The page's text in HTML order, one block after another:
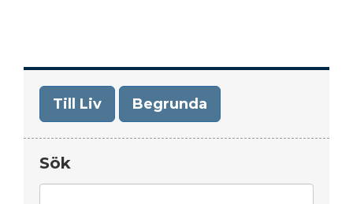
Till Liv Begrunda
Sök